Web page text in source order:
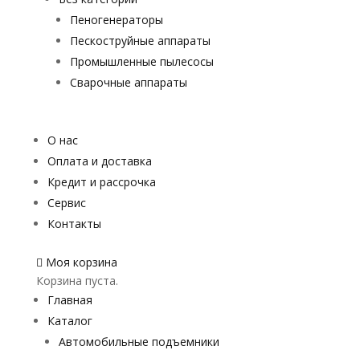
Пеногенераторы
Пескоструйные аппараты
Промышленные пылесосы
Сварочные аппараты
О нас
Оплата и доставка
Кредит и рассрочка
Сервис
Контакты
Моя корзина
Корзина пуста.
Главная
Каталог
Автомобильные подъемники